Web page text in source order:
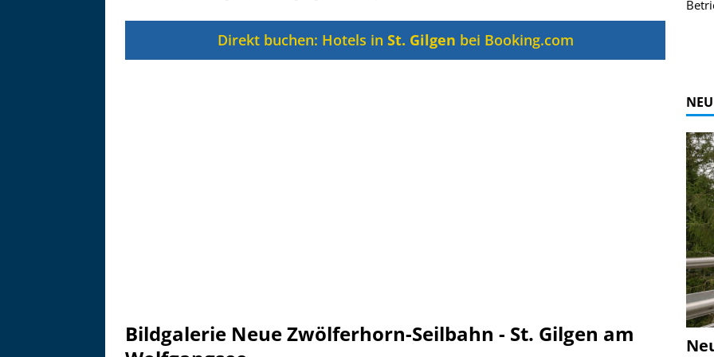
Direkt buchen: Hotels in St. Gilgen bei Booking.com
Bildgalerie Neue Zwölferhorn-Seilbahn - St. Gilgen am
Zur Bildgalerie
Zur Bildgalerie